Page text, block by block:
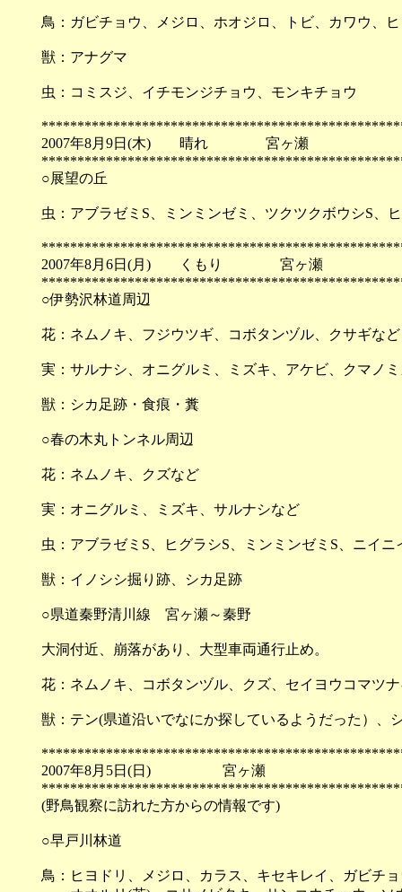
鳥：ガビチョウ、メジロ、ホオジロ、トビ、カワウ、
獣：アナグマ
虫：コミスジ、イチモンジチョウ、モンキチョウ
2007年8月9日(木) 晴れ 宮ヶ瀬
○展望の丘
虫：アブラゼミS、ミンミンゼミ、ツクツクボウシS、
2007年8月6日(月) くもり 宮ヶ瀬
○伊勢沢林道周辺
花：ネムノキ、フジウツギ、コボタンヅル、クサギなど
実：サルナシ、オニグルミ、ミズキ、アケビ、クマノ
獣：シカ足跡・食痕・糞
○春の木丸トンネル周辺
花：ネムノキ、クズなど
実：オニグルミ、ミズキ、サルナシなど
虫：アブラゼミS、ヒグラシS、ミンミンゼミS、ニイニ
獣：イノシシ掘り跡、シカ足跡
○県道秦野清川線 宮ヶ瀬～秦野
大洞付近、崩落があり、大型車両通行止め。
花：ネムノキ、コボタンヅル、クズ、セイヨウコマツ
獣：テン(県道沿いでなにか探しているようだった）、
2007年8月5日(日) 宮ヶ瀬
(野鳥観察に訪れた方からの情報です)
○早戸川林道
鳥：ヒヨドリ、メジロ、カラス、キセキレイ、ガビチ